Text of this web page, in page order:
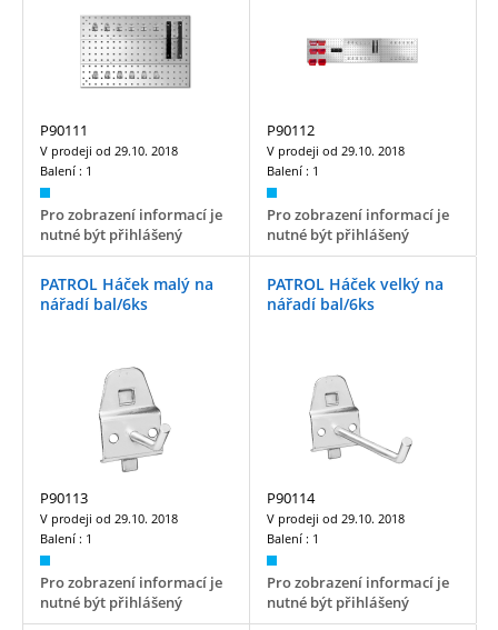
P90111
V prodeji od 29.10. 2018
Balení : 1
Pro zobrazení informací je
nutné být přihlášený
P90112
V prodeji od 29.10. 2018
Balení : 1
Pro zobrazení informací je
nutné být přihlášený
PATROL Háček malý na
nářadí bal/6ks
P90113
V prodeji od 29.10. 2018
Balení : 1
Pro zobrazení informací je
nutné být přihlášený
PATROL Háček velký na
nářadí bal/6ks
P90114
V prodeji od 29.10. 2018
Balení : 1
Pro zobrazení informací je
nutné být přihlášený